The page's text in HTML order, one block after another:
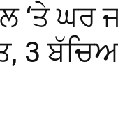
‘ਤੇ ਘਰ
3